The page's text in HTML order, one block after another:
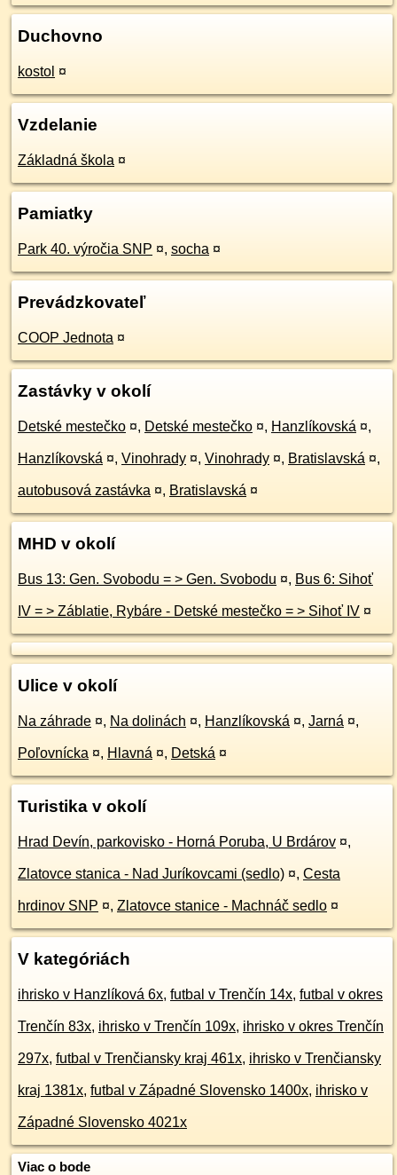
Duchovno
kostol ¤
Vzdelanie
Základná škola ¤
Pamiatky
Park 40. výročia SNP ¤, socha ¤
Prevádzkovateľ
COOP Jednota ¤
Zastávky v okolí
Detské mestečko ¤, Detské mestečko ¤, Hanzlíkovská ¤,
Hanzlíkovská ¤, Vinohrady ¤, Vinohrady ¤, Bratislavská ¤,
autobusová zastávka ¤, Bratislavská ¤
MHD v okolí
Bus 13: Gen. Svobodu = > Gen. Svobodu ¤, Bus 6: Sihoť
IV = > Záblatie, Rybáre - Detské mestečko = > Sihoť IV ¤
Ulice v okolí
Na záhrade ¤, Na dolinách ¤, Hanzlíkovská ¤, Jarná ¤,
Poľovnícka ¤, Hlavná ¤, Detská ¤
Turistika v okolí
Hrad Devín, parkovisko - Horná Poruba, U Brdárov ¤,
Zlatovce stanica - Nad Juríkovcami (sedlo) ¤, Cesta
hrdinov SNP ¤, Zlatovce stanice - Machnáč sedlo ¤
V kategóriách
ihrisko v Hanzlíková 6x, futbal v Trenčín 14x, futbal v okres
Trenčín 83x, ihrisko v Trenčín 109x, ihrisko v okres Trenčín
297x, futbal v Trenčiansky kraj 461x, ihrisko v Trenčiansky
kraj 1381x, futbal v Západné Slovensko 1400x, ihrisko v
Západné Slovensko 4021x
Viac o bode